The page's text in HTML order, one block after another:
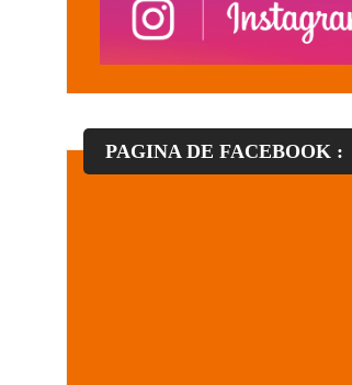
PAGINA DE FACEBOOK :